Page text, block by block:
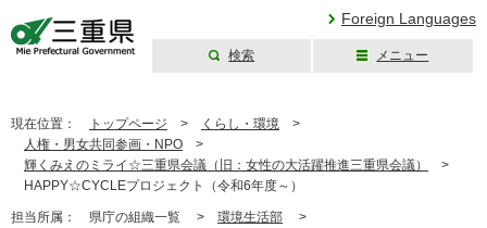
Foreign Languages
検索 メニュー
現在位置： トップページ > くらし・環境 >
人権・男女共同参画・NPO >
輝くみえのミライ☆三重県会議（旧：女性の大活躍推進三重県会議）
>
HAPPY☆CYCLEプロジェクト（令和6年度～）
担当所属： 県庁の組織一覧 > 環境生活部 >